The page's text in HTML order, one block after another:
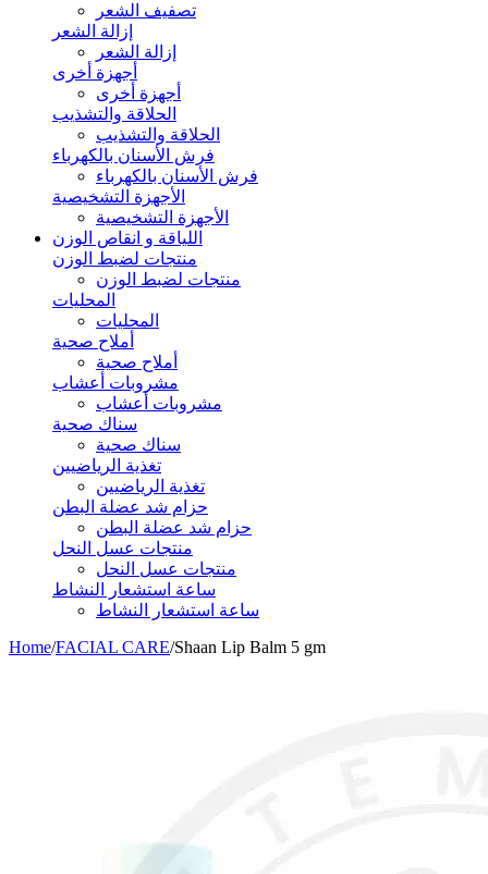
تصفيف الشعر
إزالة الشعر
إزالة الشعر
أجهزة أخرى
أجهزة أخرى
الحلاقة والتشذيب
الحلاقة والتشذيب
فرش الأسنان بالكهرباء
فرش الأسنان بالكهرباء
الأجهزة التشخيصية
الأجهزة التشخيصية
اللياقة و انقاص الوزن
منتجات لضبط الوزن
منتجات لضبط الوزن
المحليات
المحليات
أملاح صحية
أملاح صحية
مشروبات أعشاب
مشروبات أعشاب
سناك صحية
سناك صحية
تغذية الرياضيين
تغذية الرياضيين
حزام شد عضلة البطن
حزام شد عضلة البطن
منتجات عسل النحل
منتجات عسل النحل
ساعة استشعار النشاط
ساعة استشعار النشاط
Home/FACIAL CARE/Shaan Lip Balm 5 gm